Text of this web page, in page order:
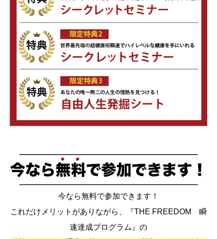
今なら無料で参加できます！
これだけメリットがありながら、『THE FREEDOM 瞬
速達成プログラム』の